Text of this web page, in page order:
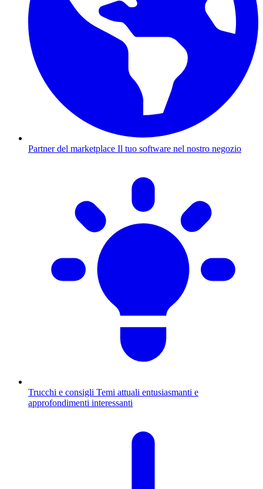
Partner del marketplace Il tuo software nel nostro negozio
Trucchi e consigli Temi attuali entusiasmanti e
approfondimenti interessanti